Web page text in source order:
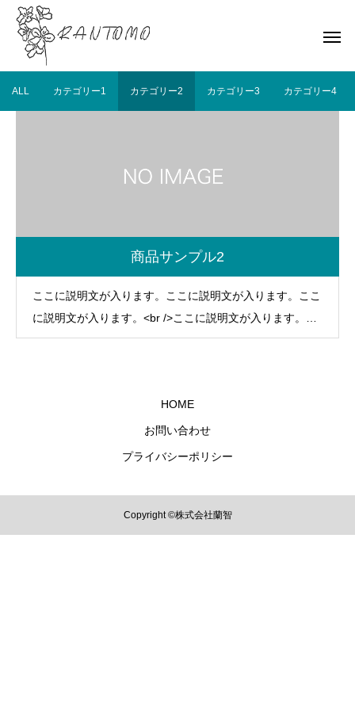
ALL カテゴリー1 カテゴリー2 カテゴリー3 カテゴリー4
商品サンプル2
ここに説明文が入ります。ここに説明文が入ります。ここ
に説明文が入ります。<br />ここに説明文が入ります。こ
こに説明文が入ります。
HOME
お問い合わせ
プライバシーポリシー
Copyright ©株式会社蘭智